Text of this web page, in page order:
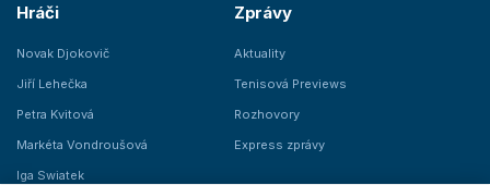
Hráči
Novak Djokovič
Jiří Lehečka
Petra Kvitová
Markéta Vondroušová
Iga Swiatek
Zprávy
Aktuality
Tenisová Previews
Rozhovory
Express zprávy